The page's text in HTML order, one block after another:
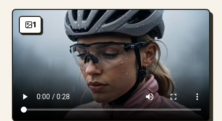
Beceriler
İstemler
Fiyatlandırma
İndir
1